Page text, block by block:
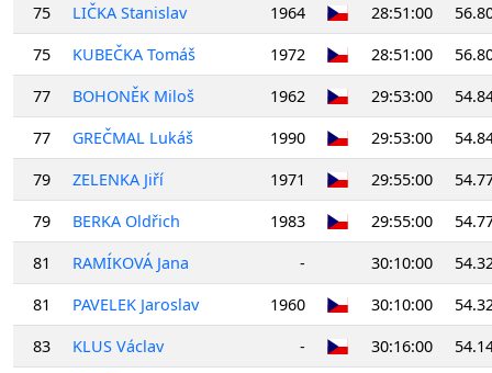
75
LIČKA Stanislav 1964 28:51:00
75
KUBEČKA Tomáš 1972 28:51:00
77
BOHONĚK Miloš 1962 29:53:00
77
GREČMAL Lukáš 1990 29:53:00
79
ZELENKA Jiří 1971 29:55:00
79
BERKA Oldřich 1983 29:55:00
81
RAMÍKOVÁ Jana - 30:10:00
81
PAVELEK Jaroslav 1960 30:10:00
83
KLUS Václav - 30:16:00